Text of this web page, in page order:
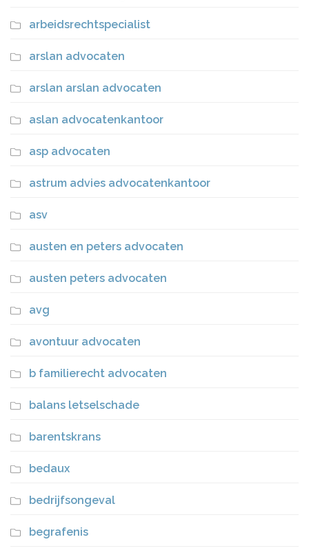
arbeidsrechtspecialist
arslan advocaten
arslan arslan advocaten
aslan advocatenkantoor
asp advocaten
astrum advies advocatenkantoor
asv
austen en peters advocaten
austen peters advocaten
avg
avontuur advocaten
b familierecht advocaten
balans letselschade
barentskrans
bedaux
bedrijfsongeval
begrafenis